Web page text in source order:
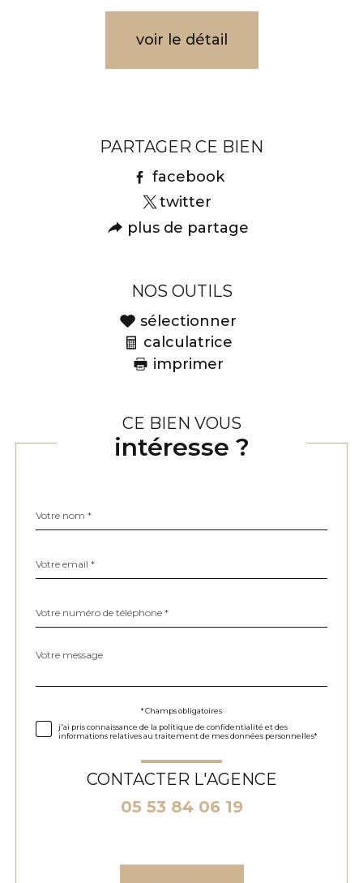
voir le détail
PARTAGER CE BIEN
facebook
twitter
plus de partage
NOS OUTILS
sélectionner
calculatrice
imprimer
CE BIEN VOUS
intéresse ?
par
*
*
*
Fieldset
Message
*
* Champs obligatoires
j'ai pris connaissance de la politique de confidentialité et des
informations relatives au traitement de mes données personnelles*
CONTACTER L'AGENCE
05 53 84 06 19